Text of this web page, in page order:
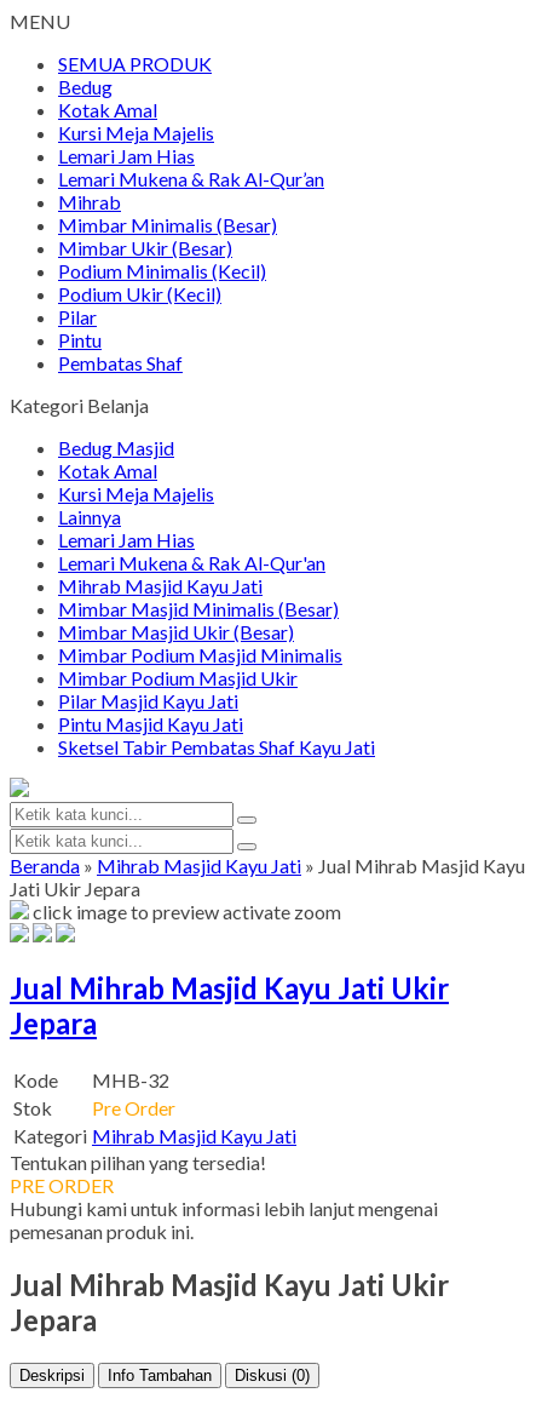
MENU
SEMUA PRODUK
Bedug
Kotak Amal
Kursi Meja Majelis
Lemari Jam Hias
Lemari Mukena & Rak Al-Qur’an
Mihrab
Mimbar Minimalis (Besar)
Mimbar Ukir (Besar)
Podium Minimalis (Kecil)
Podium Ukir (Kecil)
Pilar
Pintu
Pembatas Shaf
Kategori Belanja
Bedug Masjid
Kotak Amal
Kursi Meja Majelis
Lainnya
Lemari Jam Hias
Lemari Mukena & Rak Al-Qur'an
Mihrab Masjid Kayu Jati
Mimbar Masjid Minimalis (Besar)
Mimbar Masjid Ukir (Besar)
Mimbar Podium Masjid Minimalis
Mimbar Podium Masjid Ukir
Pilar Masjid Kayu Jati
Pintu Masjid Kayu Jati
Sketsel Tabir Pembatas Shaf Kayu Jati
Beranda » Mihrab Masjid Kayu Jati » Jual Mihrab Masjid Kayu
Jati Ukir Jepara
click image to previewactivate zoom
Jual Mihrab Masjid Kayu Jati Ukir
Jepara
Kode
MHB-32
Stok
Pre Order
Kategori Mihrab Masjid Kayu Jati
Tentukan pilihan yang tersedia!
PRE ORDER
Hubungi kami untuk informasi lebih lanjut mengenai
pemesanan produk ini.
Jual Mihrab Masjid Kayu Jati Ukir
Jepara
Deskripsi Info Tambahan Diskusi (0)